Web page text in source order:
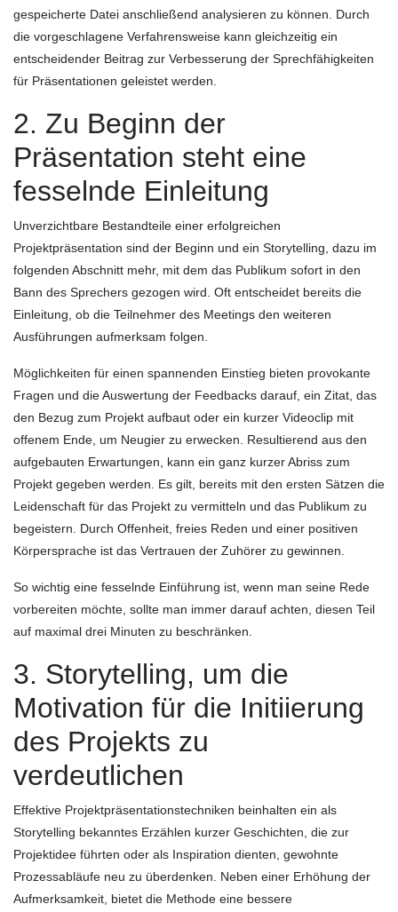
gespeicherte Datei anschließend analysieren zu können. Durch
die vorgeschlagene Verfahrensweise kann gleichzeitig ein
entscheidender Beitrag zur Verbesserung der Sprechfähigkeiten
für Präsentationen geleistet werden.
2. Zu Beginn der
Präsentation steht eine
fesselnde Einleitung
Unverzichtbare Bestandteile einer erfolgreichen
Projektpräsentation sind der Beginn und ein Storytelling, dazu im
folgenden Abschnitt mehr, mit dem das Publikum sofort in den
Bann des Sprechers gezogen wird. Oft entscheidet bereits die
Einleitung, ob die Teilnehmer des Meetings den weiteren
Ausführungen aufmerksam folgen.
Möglichkeiten für einen spannenden Einstieg bieten provokante
Fragen und die Auswertung der Feedbacks darauf, ein Zitat, das
den Bezug zum Projekt aufbaut oder ein kurzer Videoclip mit
offenem Ende, um Neugier zu erwecken. Resultierend aus den
aufgebauten Erwartungen, kann ein ganz kurzer Abriss zum
Projekt gegeben werden. Es gilt, bereits mit den ersten Sätzen die
Leidenschaft für das Projekt zu vermitteln und das Publikum zu
begeistern. Durch Offenheit, freies Reden und einer positiven
Körpersprache ist das Vertrauen der Zuhörer zu gewinnen.
So wichtig eine fesselnde Einführung ist, wenn man seine Rede
vorbereiten möchte, sollte man immer darauf achten, diesen Teil
auf maximal drei Minuten zu beschränken.
3. Storytelling, um die
Motivation für die Initiierung
des Projekts zu
verdeutlichen
Effektive Projektpräsentationstechniken beinhalten ein als
Storytelling bekanntes Erzählen kurzer Geschichten, die zur
Projektidee führten oder als Inspiration dienten, gewohnte
Prozessabläufe neu zu überdenken. Neben einer Erhöhung der
Aufmerksamkeit, bietet die Methode eine bessere